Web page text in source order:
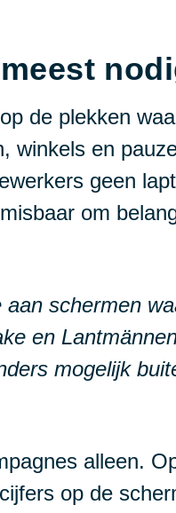
de plekken
winkels en
geen
om
schermen
en
mogelijk
alleen.
op de